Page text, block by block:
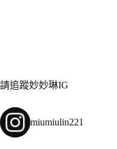
請追蹤妙妙琳IG
miumiulin221